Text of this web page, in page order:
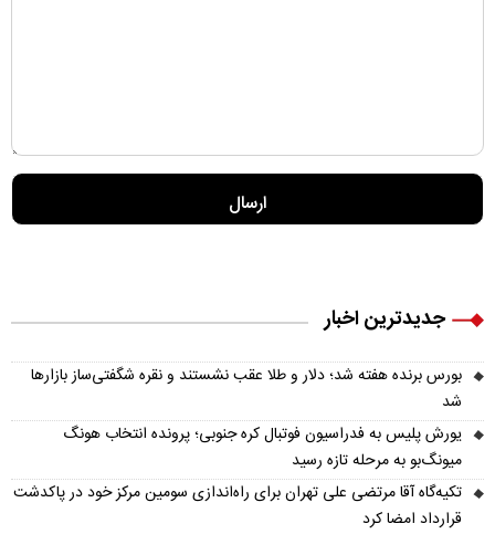
جدیدترین اخبار
بورس برنده هفته شد؛ دلار و طلا عقب نشستند و نقره شگفتی‌ساز بازارها
شد
یورش پلیس به فدراسیون فوتبال کره جنوبی؛ پرونده انتخاب هونگ
میونگ‌بو به مرحله تازه رسید
تکیه‌گاه آقا مرتضی علی تهران برای راه‌اندازی سومین مرکز خود در پاکدشت
قرارداد امضا کرد